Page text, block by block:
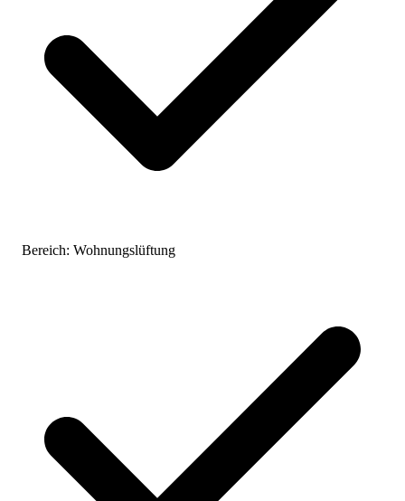
Bereich: Wohnungslüftung